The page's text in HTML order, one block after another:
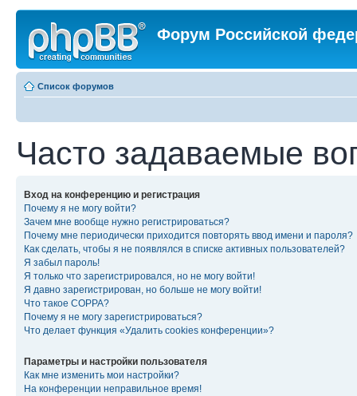
Форум Российской
Список форумов
Часто задаваемые
Вход на конференцию и регистрация
Почему я не могу войти?
Зачем мне вообще нужно регистрироваться?
Почему мне периодически приходится повторять ввод имени и пароля?
Как сделать, чтобы я не появлялся в списке активных пользователей?
Я забыл пароль!
Я только что зарегистрировался, но не могу войти!
Я давно зарегистрирован, но больше не могу войти!
Что такое COPPA?
Почему я не могу зарегистрироваться?
Что делает функция «Удалить cookies конференции»?
Параметры и настройки пользователя
Как мне изменить мои настройки?
На конференции неправильное время!